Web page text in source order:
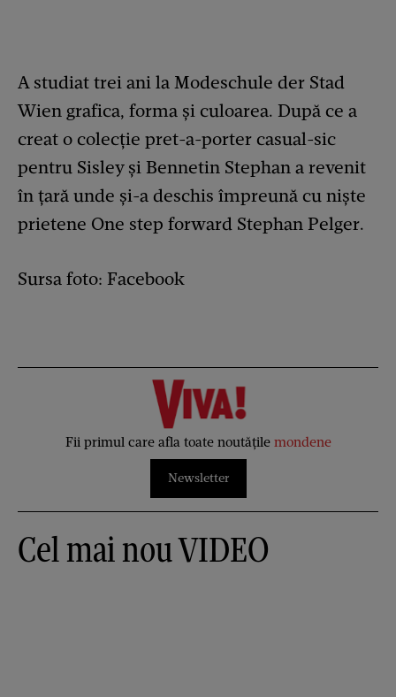
A studiat trei ani la Modeschule der Stad
Wien grafica, forma și culoarea. După ce a
creat o colecție pret-a-porter casual-sic
pentru Sisley și Bennetin Stephan a revenit
în țară unde și-a deschis împreună cu niște
prietene One step forward Stephan Pelger.
Sursa foto: Facebook
Fii primul care afla toate noutățile mondene
Newsletter
Cel mai nou VIDEO